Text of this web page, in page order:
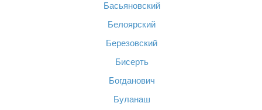
Басьяновский
Белоярский
Березовский
Бисерть
Богданович
Буланаш